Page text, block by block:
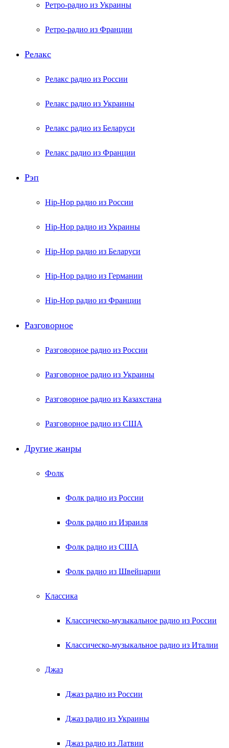
Ретро-радио из Украины
Ретро-радио из Франции
Релакс
Релакс радио из России
Релакс радио из Украины
Релакс радио из Беларуси
Релакс радио из Франции
Рэп
Hip-Hop радио из России
Hip-Hop радио из Украины
Hip-Hop радио из Беларуси
Hip-Hop радио из Германии
Hip-Hop радио из Франции
Разговорное
Разговорное радио из России
Разговорное радио из Украины
Разговорное радио из Казахстана
Разговорное радио из США
Другие жанры
Фолк
Фолк радио из России
Фолк радио из Израиля
Фолк радио из США
Фолк радио из Швейцарии
Классика
Классическо-музыкальное радио из России
Классическо-музыкальное радио из Италии
Джаз
Джаз радио из России
Джаз радио из Украины
Джаз радио из Латвии